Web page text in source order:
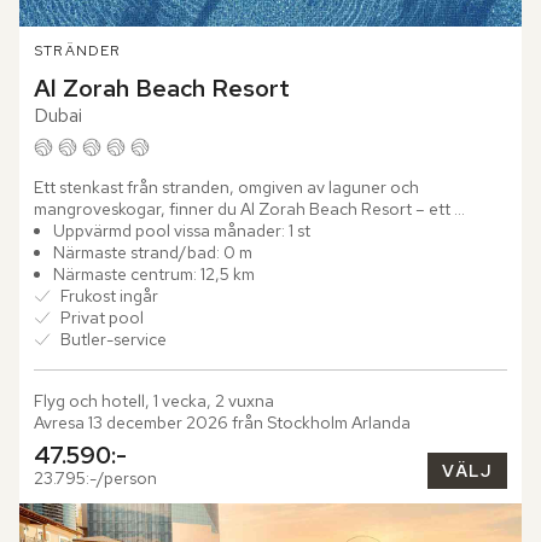
STRÄNDER
Al Zorah Beach Resort
Dubai
Ett stenkast från stranden, omgiven av laguner och
mangroveskogar, finner du Al Zorah Beach Resort – ett
modernistiskt designhotell ritat av den prisbelönte arkitekten
Piero...
Uppvärmd pool vissa månader: 1 st
Närmaste strand/bad: 0 m
Närmaste centrum: 12,5 km
Frukost ingår
Privat pool
Butler-service
Flyg och hotell, 1 vecka, 2 vuxna
Avresa 13 december 2026 från Stockholm Arlanda
47.590:-
23.795:-/person VÄLJ